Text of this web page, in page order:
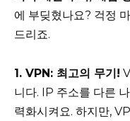
에 부딪혔나요? 걱정
드리죠.
1. VPN: 최고의 무기!
니다. IP 주소를 다른
력화시켜요. 하지만,